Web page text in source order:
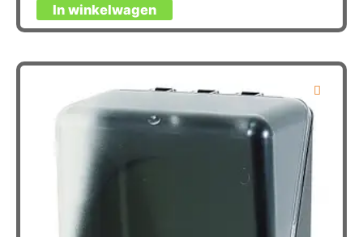
In winkelwagen